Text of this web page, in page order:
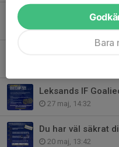
Vi förlänger
4 jun, 07:00
Leksands IF
27 maj, 14:32
Du har väl säkrat
20 maj, 13:42
Bara